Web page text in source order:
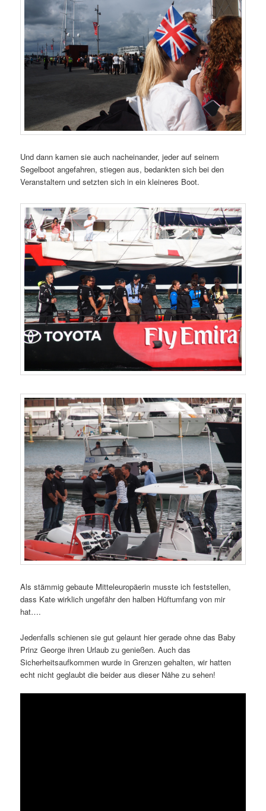
Und dann kamen sie auch nacheinander, jeder auf seinem
Segelboot angefahren, stiegen aus, bedankten sich bei den
Veranstaltern und setzten sich in ein kleineres Boot.
Als stämmig gebaute Mitteleuropäerin musste ich feststellen,
dass Kate wirklich ungefähr den halben Hüftumfang von mir
hat….
Jedenfalls schienen sie gut gelaunt hier gerade ohne das Baby
Prinz George ihren Urlaub zu genießen. Auch das
Sicherheitsaufkommen wurde in Grenzen gehalten, wir hatten
echt nicht geglaubt die beider aus dieser Nähe zu sehen!